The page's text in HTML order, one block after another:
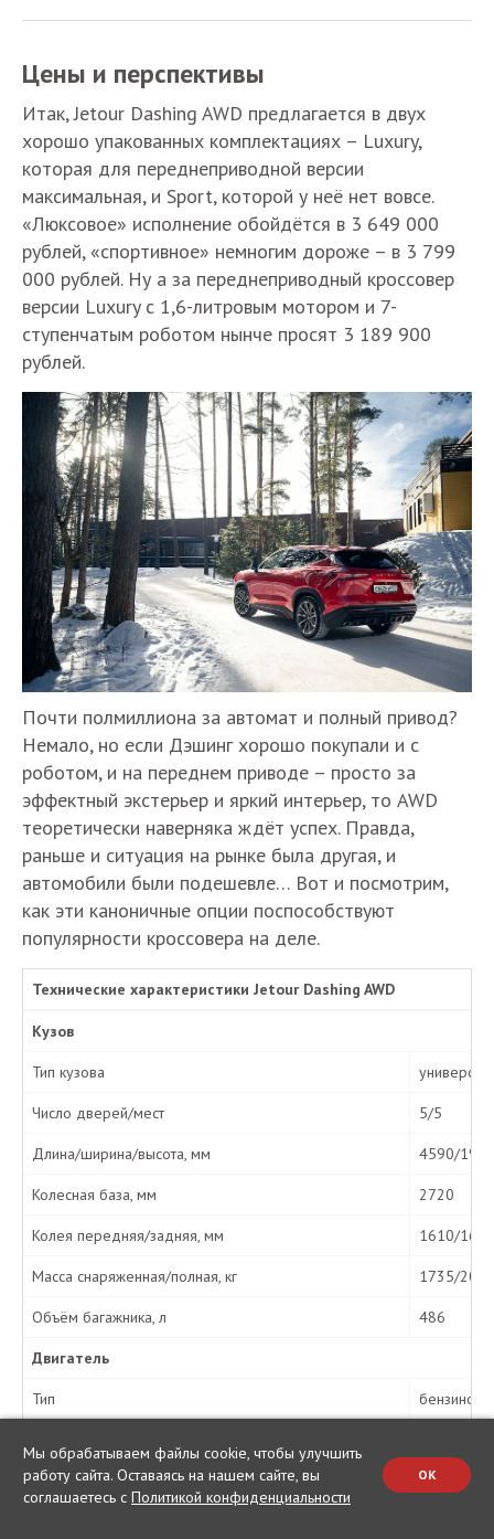
Цены и перспективы
Итак, Jetour Dashing AWD предлагается в двух
хорошо упакованных комплектациях – Luxury,
которая для переднеприводной версии
максимальная, и Sport, которой у неё нет вовсе.
«Люксовое» исполнение обойдётся в 3 649 000
рублей, «спортивное» немногим дороже – в 3 799
000 рублей. Ну а за переднеприводный кроссовер
версии Luxury с 1,6-литровым мотором и 7-
ступенчатым роботом нынче просят 3 189 900
рублей.
Почти полмиллиона за автомат и полный привод?
Немало, но если Дэшинг хорошо покупали и с
роботом, и на переднем приводе – просто за
эффектный экстерьер и яркий интерьер, то AWD
теоретически наверняка ждёт успех. Правда,
раньше и ситуация на рынке была другая, и
автомобили были подешевле… Вот и посмотрим,
как эти каноничные опции поспособствуют
популярности кроссовера на деле.
Технические характеристики Jetour Dashing AWD
Кузов
Тип кузова универсал
Число дверей/мест 5/5
Длина/ширина/высота, мм 4590/
Колесная база, мм 2720
Колея передняя/задняя, мм 1610/1615
Масса снаряженная/полная, кг 1735/2035
Объём багажника, л 486
Двигатель
Тип
Число цилиндров/клапанов 4/16
Мы обрабатываем файлы cookie, чтобы улучшить
работу сайта. Оставаясь на нашем сайте, вы
соглашаетесь с Политикой конфиденциальности
OK